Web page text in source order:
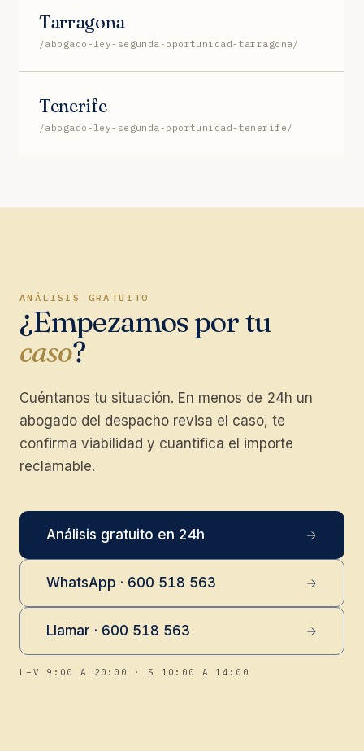
Tarragona
/abogado-ley-segunda-oportunidad-tarragona/
Tenerife
/abogado-ley-segunda-oportunidad-tenerife/
ANÁLISIS GRATUITO
¿Empezamos por tu
caso?
Cuéntanos tu situación. En menos de 24h un
abogado del despacho revisa el caso, te
confirma viabilidad y cuantifica el importe
reclamable.
Análisis gratuito en 24h
WhatsApp · 600 518 563
Llamar · 600 518 563
L–V 9:00 A 20:00 · S 10:00 A 14:00